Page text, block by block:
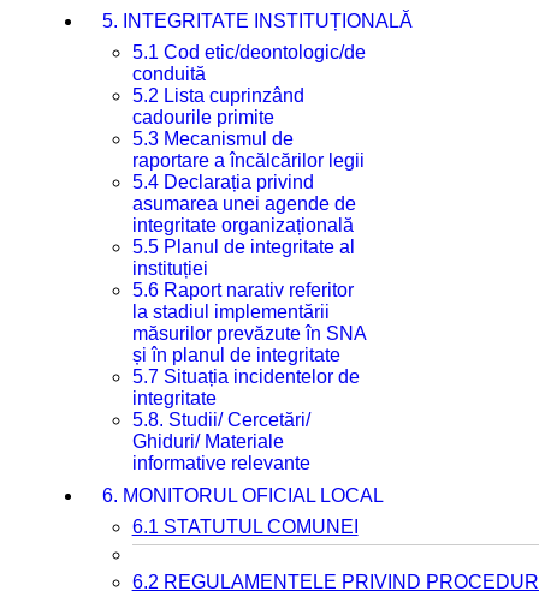
5. INTEGRITATE INSTITUȚIONALĂ
5.1 Cod etic/deontologic/de
conduită
5.2 Lista cuprinzând
cadourile primite
5.3 Mecanismul de
raportare a încălcărilor legii
5.4 Declarația privind
asumarea unei agende de
integritate organizațională
5.5 Planul de integritate al
instituției
5.6 Raport narativ referitor
la stadiul implementării
măsurilor prevăzute în SNA
și în planul de integritate
5.7 Situația incidentelor de
integritate
5.8. Studii/ Cercetări/
Ghiduri/ Materiale
informative relevante
6. MONITORUL OFICIAL LOCAL
6.1 STATUTUL COMUNEI
6.2 REGULAMENTELE PRIVIND